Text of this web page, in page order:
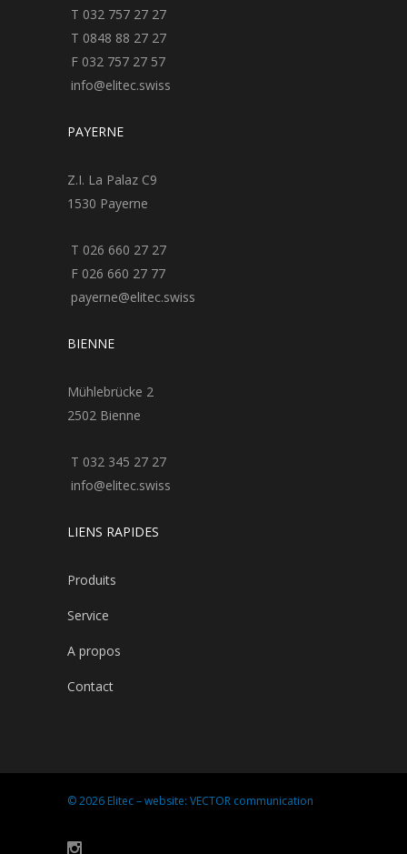
T 032 757 27 27
T 0848 88 27 27
F 032 757 27 57
info@elitec.swiss
PAYERNE
Z.I. La Palaz C9
1530 Payerne
T 026 660 27 27
F 026 660 27 77
payerne@elitec.swiss
BIENNE
Mühlebrücke 2
2502 Bienne
T 032 345 27 27
info@elitec.swiss
LIENS RAPIDES
Produits
Service
A propos
Contact
© 2026 Elitec – website: VECTOR communication